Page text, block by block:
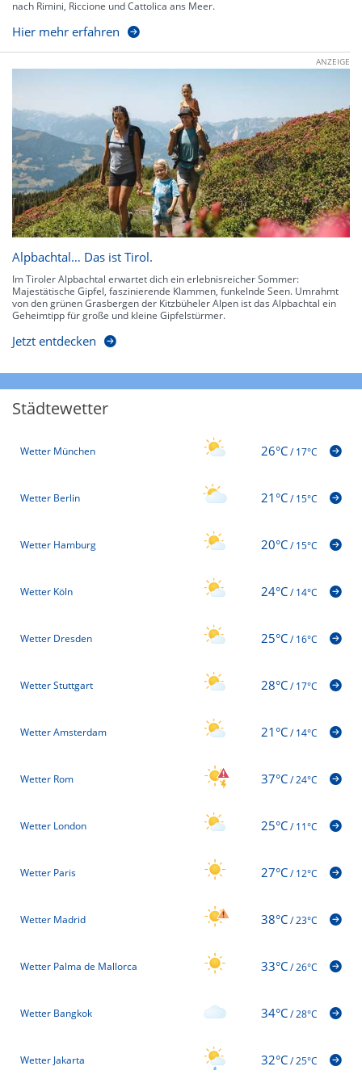
nach Rimini, Riccione und Cattolica ans Meer.
Hier mehr erfahren
ANZEIGE
Alpbachtal… Das ist Tirol.
Im Tiroler Alpbachtal erwartet dich ein erlebnisreicher Sommer:
Majestätische Gipfel, faszinierende Klammen, funkelnde Seen. Umrahmt
von den grünen Grasbergen der Kitzbüheler Alpen ist das Alpbachtal ein
Geheimtipp für große und kleine Gipfelstürmer.
Jetzt entdecken
Städtewetter
Wetter München 26°C/17°C
Wetter Berlin 21°C/15°C
Wetter Hamburg 20°C/15°C
Wetter Köln 24°C/14°C
Wetter Dresden 25°C/16°C
Wetter Stuttgart 28°C/17°C
Wetter Amsterdam 21°C/14°C
Wetter Rom 37°C/24°C
Wetter London 25°C/11°C
Wetter Paris 27°C/12°C
Wetter Madrid 38°C/23°C
Wetter Palma de Mallorca 33°C/26°C
Wetter Bangkok 34°C/28°C
Wetter Jakarta 32°C/25°C